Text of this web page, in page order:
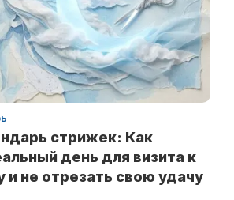
стрижек: Как
день для визита к
и не отрезать свою удачу